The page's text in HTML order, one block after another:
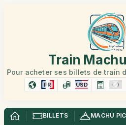
Train
Pour acheter ses billets de train
FR USD
BILLETS MACHU